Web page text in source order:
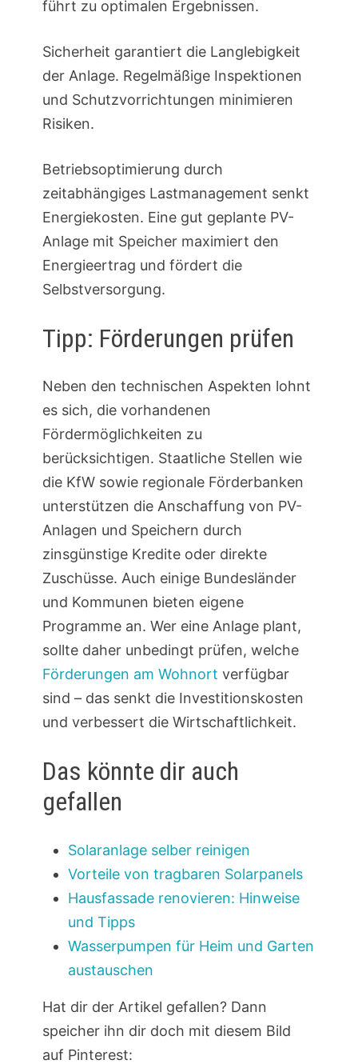
führt zu optimalen Ergebnissen.
Sicherheit garantiert die Langlebigkeit
der Anlage. Regelmäßige Inspektionen
und Schutzvorrichtungen minimieren
Risiken.
Betriebsoptimierung durch
zeitabhängiges Lastmanagement senkt
Energiekosten. Eine gut geplante PV-
Anlage mit Speicher maximiert den
Energieertrag und fördert die
Selbstversorgung.
Tipp: Förderungen prüfen
Neben den technischen Aspekten lohnt
es sich, die vorhandenen
Fördermöglichkeiten zu
berücksichtigen. Staatliche Stellen wie
die KfW sowie regionale Förderbanken
unterstützen die Anschaffung von PV-
Anlagen und Speichern durch
zinsgünstige Kredite oder direkte
Zuschüsse. Auch einige Bundesländer
und Kommunen bieten eigene
Programme an. Wer eine Anlage plant,
sollte daher unbedingt prüfen, welche
Förderungen am Wohnort verfügbar
sind – das senkt die Investitionskosten
und verbessert die Wirtschaftlichkeit.
Das könnte dir auch
gefallen
Solaranlage selber reinigen
Vorteile von tragbaren Solarpanels
Hausfassade renovieren: Hinweise
und Tipps
Wasserpumpen für Heim und Garten
austauschen
Hat dir der Artikel gefallen? Dann
speicher ihn dir doch mit diesem Bild
auf Pinterest: